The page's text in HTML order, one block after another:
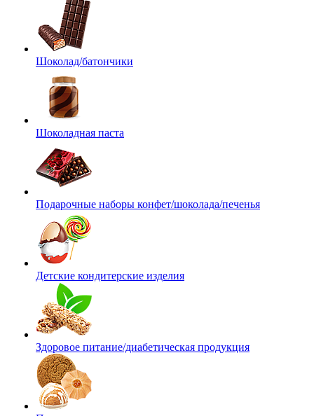
Шоколад/батончики
Шоколадная паста
Подарочные наборы конфет/шоколада/печенья
Детские кондитерские изделия
Здоровое питание/диабетическая продукция